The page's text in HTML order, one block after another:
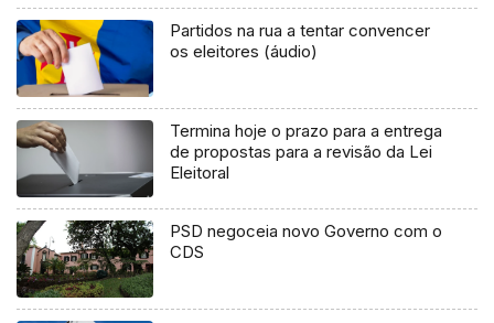
Partidos na rua a tentar convencer
os eleitores (áudio)
Termina hoje o prazo para a entrega
de propostas para a revisão da Lei
Eleitoral
PSD negoceia novo Governo com o
CDS